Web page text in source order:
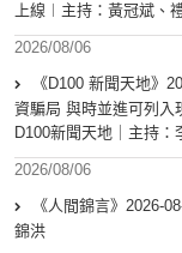
上線︱主持：黃冠斌、
2026/08/06
《D100 新聞天地》
資騙局 與時並進可列入
D100新聞天地｜主持：
2026/08/06
《人間錦言》2026-
錦洪